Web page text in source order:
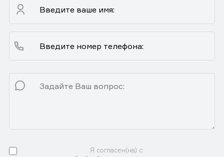
Я согласен(на) с